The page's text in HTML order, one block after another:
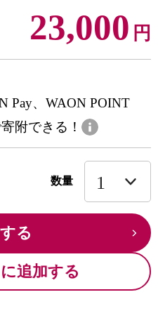
23,000 円
Pay、WAON POINT
附できる！
数量
る
追加する